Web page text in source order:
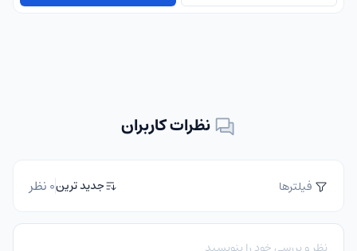
نظرات کاربران
فیلترها جدید ترین0 نظر